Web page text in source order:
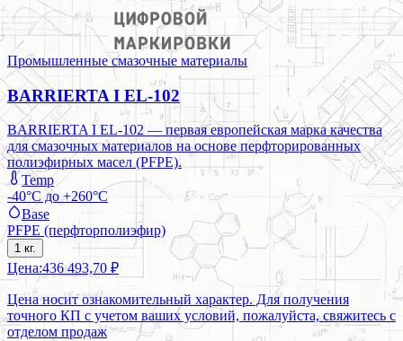
Промышленные смазочные материалы
BARRIERTA I EL-102
BARRIERTA I EL-102 — первая европейская марка качества
для смазочных материалов на основе перфторированных
полиэфирных масел (PFPE).
Temp
-40°C до +260°C
Base
PFPE (перфторполиэфир)
1 кг.
Цена:436 493,70 ₽
Цена носит ознакомительный характер. Для получения
точного КП с учетом ваших условий, пожалуйста, свяжитесь с
отделом продаж